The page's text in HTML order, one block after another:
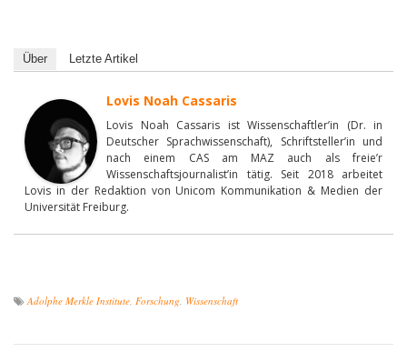
Über Letzte Artikel
Lovis Noah Cassaris
Lovis Noah Cassaris ist Wissenschaftler’in (Dr. in
Deutscher Sprachwissenschaft), Schriftsteller’in und
nach einem CAS am MAZ auch als freie’r
Wissenschaftsjournalist’in tätig. Seit 2018 arbeitet
Lovis in der Redaktion von Unicom Kommunikation & Medien der
Universität Freiburg.
Adolphe Merkle Institute, Forschung, Wissenschaft